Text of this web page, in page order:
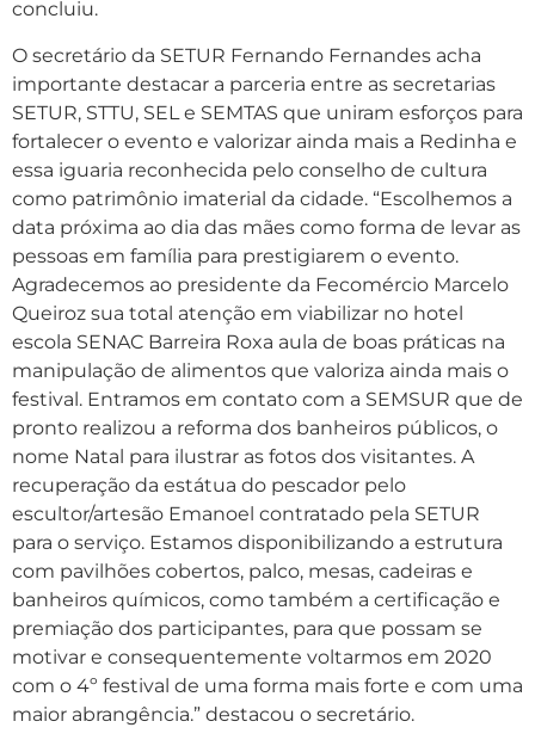
concluiu.
O secretário da SETUR Fernando Fernandes acha
importante destacar a parceria entre as secretarias
SETUR, STTU, SEL e SEMTAS que uniram esforços para
fortalecer o evento e valorizar ainda mais a Redinha e
essa iguaria reconhecida pelo conselho de cultura
como patrimônio imaterial da cidade. “Escolhemos a
data próxima ao dia das mães como forma de levar as
pessoas em família para prestigiarem o evento.
Agradecemos ao presidente da Fecomércio Marcelo
Queiroz sua total atenção em viabilizar no hotel
escola SENAC Barreira Roxa aula de boas práticas na
manipulação de alimentos que valoriza ainda mais o
festival. Entramos em contato com a SEMSUR que de
pronto realizou a reforma dos banheiros públicos, o
nome Natal para ilustrar as fotos dos visitantes. A
recuperação da estátua do pescador pelo
escultor/artesão Emanoel contratado pela SETUR
para o serviço. Estamos disponibilizando a estrutura
com pavilhões cobertos, palco, mesas, cadeiras e
banheiros químicos, como também a certificação e
premiação dos participantes, para que possam se
motivar e consequentemente voltarmos em 2020
com o 4º festival de uma forma mais forte e com uma
maior abrangência.” destacou o secretário.